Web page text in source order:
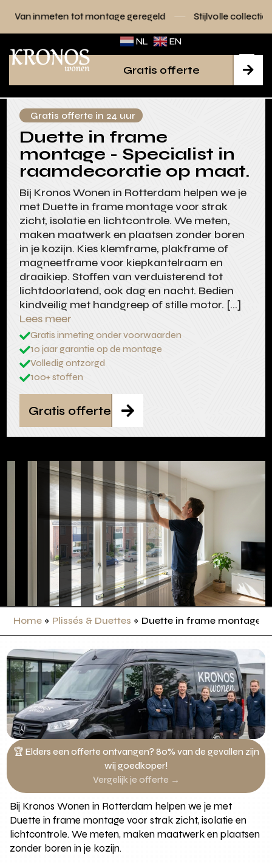
montage geregeld Stijlvolle collecties voor elk interieur
NL EN

Gratis offerte
Gratis offerte in 24 uur
Duette in frame
montage - Specialist in
raamdecoratie op maat.
Bij Kronos Wonen in Rotterdam helpen we je
met Duette in frame montage voor strak
zicht, isolatie en lichtcontrole. We meten,
maken maatwerk en plaatsen zonder boren
in je kozijn. Kies klemframe, plakframe of
magneetframe voor kiepkantelraam en
draaikiep. Stoffen van verduisterend tot
lichtdoorlatend, ook dag en nacht. Bedien
kindveilig met handgreep of stille motor. […]
Lees meer
Gratis inmeting onder voorwaarden
10 jaar garantie op de montage
Volledig ontzorgd
100+ stoffen

Gratis offerte
Home » Plissés & Duettes » Duette in frame montage
🏆 Elders een offerte ontvangen? 80% van de gevallen zijn
wij goedkoper!
Vergelijk je offerte →
Bij Kronos Wonen in Rotterdam helpen we je met
Duette in frame montage voor strak zicht, isolatie en
lichtcontrole. We meten, maken maatwerk en plaatsen
zonder boren in je kozijn.